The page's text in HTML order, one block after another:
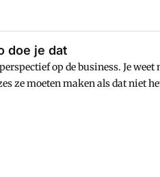
doe je dat
op de business. Je
ze moeten maken als dat niet